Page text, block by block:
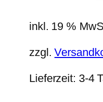
inkl. 19 %
zzgl.
Lieferzeit: 3-4